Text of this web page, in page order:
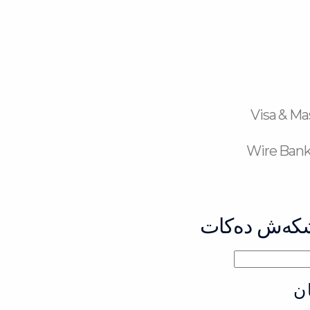
Visa &
Wire
دەكات